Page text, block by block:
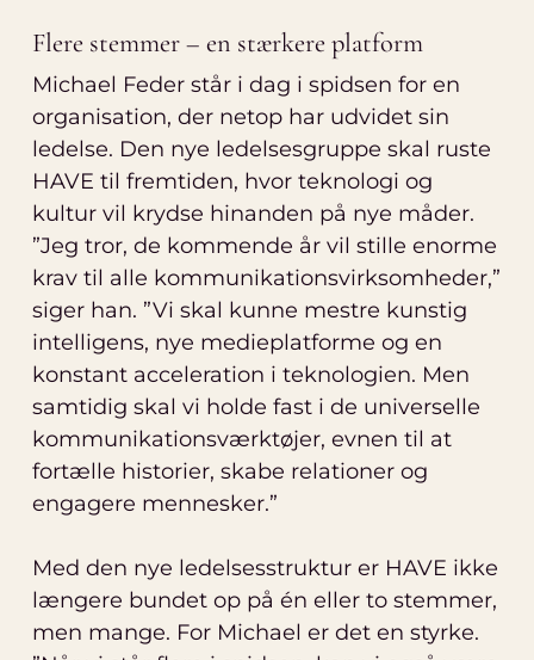
Flere stemmer – en stærkere platform
Michael Feder står i dag i spidsen for en
organisation, der netop har udvidet sin
ledelse. Den nye ledelsesgruppe skal ruste
HAVE til fremtiden, hvor teknologi og
kultur vil krydse hinanden på nye måder.
”Jeg tror, de kommende år vil stille enorme
krav til alle kommunikationsvirksomheder,”
siger han. ”Vi skal kunne mestre kunstig
intelligens, nye medieplatforme og en
konstant acceleration i teknologien. Men
samtidig skal vi holde fast i de universelle
kommunikationsværktøjer, evnen til at
fortælle historier, skabe relationer og
engagere mennesker.”
Med den nye ledelsesstruktur er HAVE ikke
længere bundet op på én eller to stemmer,
men mange. For Michael er det en styrke.